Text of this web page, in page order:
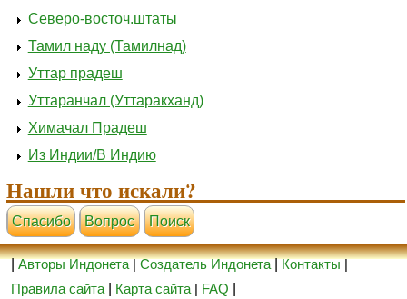
Северо-восточ.штаты
Тамил наду (Тамилнад)
Уттар прадеш
Уттаранчал (Уттаракханд)
Химачал Прадеш
Из Индии/В Индию
Нашли что искали?
Cпасибо Вопрос Поиск
|Авторы Индонета|Создатель Индонета|Контакты|
Правила сайта
Карта сайта | FAQ